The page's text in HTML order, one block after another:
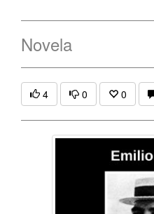
Novela
4 0 0